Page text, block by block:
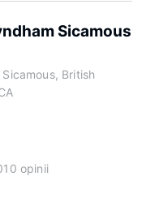
Sicamous
British
opinii